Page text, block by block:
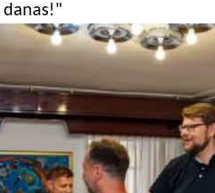
danas!"